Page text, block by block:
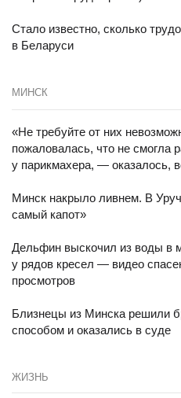
ЖИЗНЬ
МИНСК
«Не требуйте от них
пожаловалась, что не смогла
у парикмахера, — оказалось,
Минск накрыло ливнем. В
самый капот»
Дельфин выскочил из воды в
у рядов кресел — видео
просмотров
Близнецы из Минска решили
способом и оказались в суде
Стало известно, сколько
в Беларуси